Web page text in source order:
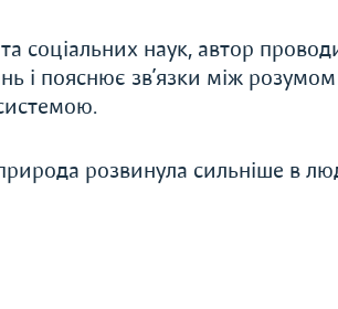
соціальних наук, автор
і пояснює зв’язки між
розвинула сильніше в